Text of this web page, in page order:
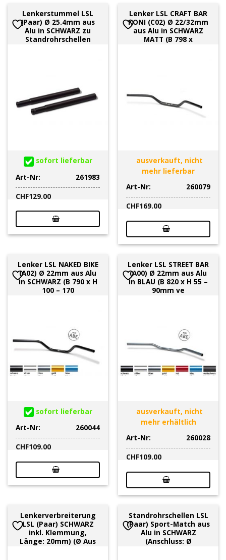
Lenkerstummel LSL
(Paar) Ø 25.4mm aus
Alu in SCHWARZ zu
Standrohrschellen
sofort lieferbar
Art-Nr:
261983
CHF129.00
Lenker LSL CRAFT BAR
KONI (C02) Ø 22/32mm
aus Alu in SCHWARZ
MATT (B 798 x
ausverkauft, nicht
mehr lieferbar
Art-Nr:
260079
CHF169.00
Lenker LSL NAKED BIKE
(A02) Ø 22mm aus Alu
in SCHWARZ (B 790 x H
100 – 170
sofort lieferbar
Art-Nr:
260044
CHF109.00
Lenker LSL STREET BAR
(A00) Ø 22mm aus Alu
in BLAU (B 820 x H 55 –
90mm ve
ausverkauft, nicht
mehr erhältlich
Art-Nr:
260028
CHF109.00
Lenkerverbreiterung
LSL (Paar) SCHWARZ
inkl. Klemmung,
Länge: 20mm) (Ø Aus
Standrohrschellen LSL
(Paar) Sport-Match aus
Alu in SCHWARZ
(Anschluss: Ø